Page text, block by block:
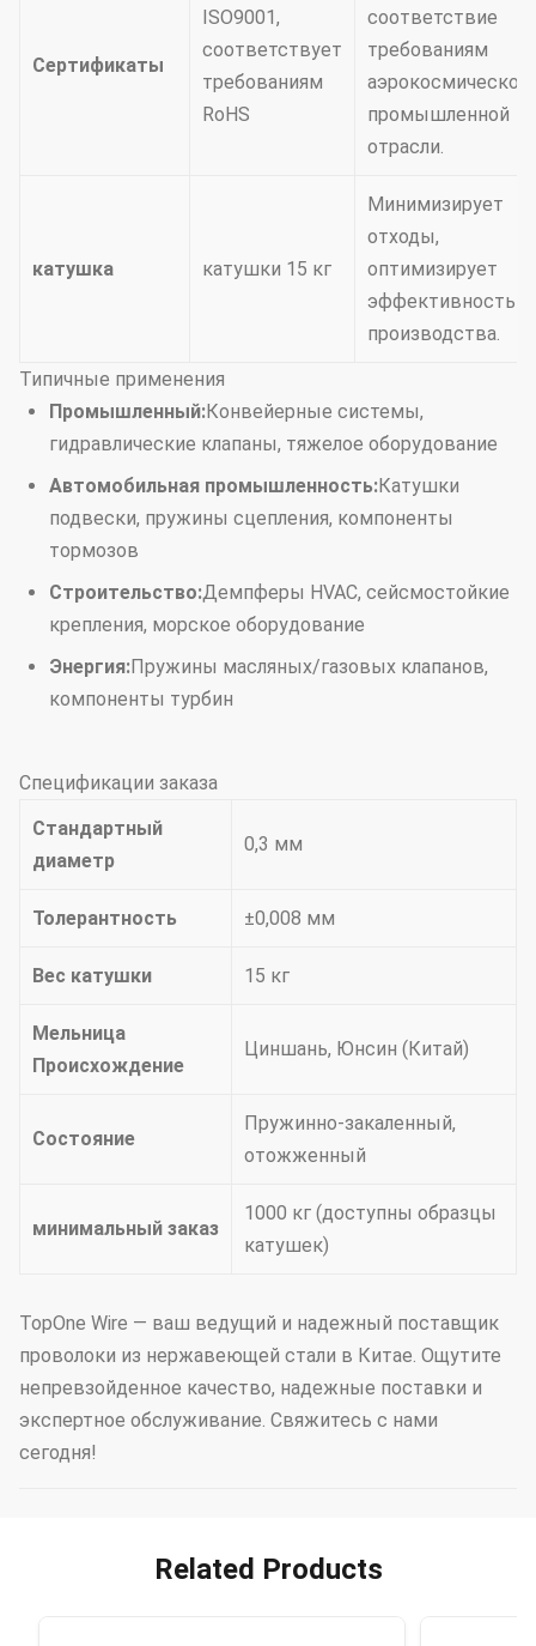
Сертификаты
ISO9001,
соответствует
требованиям
RoHS
соответствие
требованиям
промышленной
отрасли.
катушка катушки 15 кг
Минимизирует
отходы,
оптимизирует
эффективность
производства.
Типичные применения
Промышленный:Конвейерные системы,
гидравлические клапаны, тяжелое оборудование
Автомобильная промышленность:Катушки
подвески, пружины сцепления, компоненты
тормозов
Строительство:Демпферы HVAC, сейсмостойкие
крепления, морское оборудование
Энергия:Пружины масляных/газовых клапанов,
компоненты турбин
Спецификации заказа
Стандартный
диаметр
0,3 мм
Толерантность ±0,008 мм
Вес катушки 15 кг
Мельница
Происхождение
Циншань, Юнсин (Китай)
Состояние
Пружинно-закаленный,
отожженный
минимальный заказ
1000 кг (доступны образцы
катушек)
TopOne Wire — ваш ведущий и надежный поставщик
проволоки из нержавеющей стали в Китае. Ощутите
непревзойденное качество, надежные поставки и
экспертное обслуживание. Свяжитесь с нами
сегодня!
Related Products